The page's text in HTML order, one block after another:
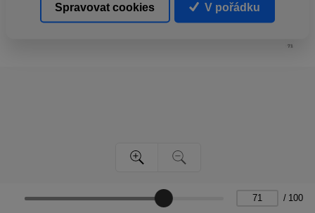
/ 100
Spravovat cookies V pořádku